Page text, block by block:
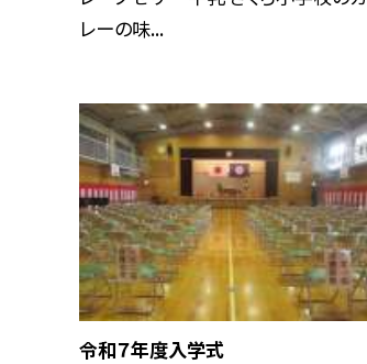
レーの味...
令和７年度入学式